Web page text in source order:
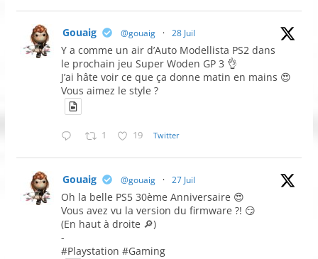
Gouaig @gouaig · 28 Juil
Y a comme un air d’Auto Modellista PS2 dans
le prochain jeu Super Woden GP 3 👌
J’ai hâte voir ce que ça donne matin en mains 😍
Vous aimez le style ?
1 19 Twitter
Gouaig @gouaig · 27 Juil
Oh la belle PS5 30ème Anniversaire 😍
Vous avez vu la version du firmware ?! 😏
(En haut à droite 🔎)
-
#Playstation #Gaming